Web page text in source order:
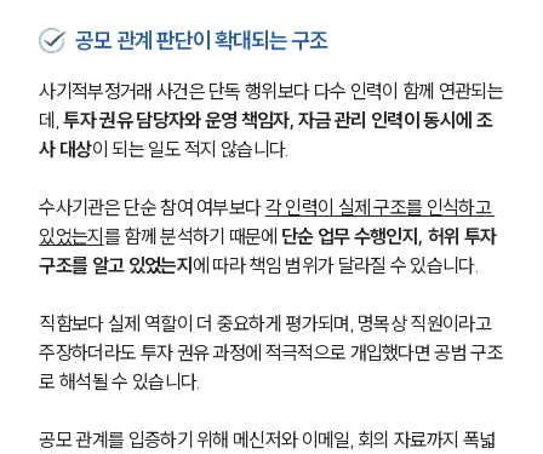
공모 관계 판단이 확대되는 구조
사기적부정거래 사건은 단독 행위보다 다수 인력이 함께 연관되는
데, 투자 권유 담당자와 운영 책임자, 자금 관리 인력이 동시에 조
사 대상이 되는 일도 적지 않습니다.
수사기관은 단순 참여 여부보다 각 인력이 실제 구조를 인식하고
있었는지 를 함께 분석하기 때문에 단순 업무 수행인지, 허위 투자
구조를 알고 있었는지 에 따라 책임 범위가 달라질 수 있습니다.
직함보다 실제 역할이 더 중요하게 평가되며, 명목상 직원이라고
주장하더라도 투자 권유 과정에 적극적으로 개입했다면 공범 구조
로 해석될 수 있습니다.
공모 관계를 입증하기 위해 메신저와 이메일, 회의 자료까지 폭넓